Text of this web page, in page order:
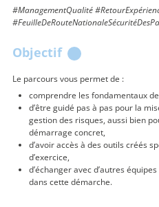
#ManagementQualité
Objectif
Le parcours vous permet de :
comprendre les fondamentaux
d’être guidé pas à pas pour la
gestion des risques, aussi bien
démarrage concret,
d’avoir accès à des outils créés
d’exercice,
d’échanger avec d’autres
dans cette démarche.